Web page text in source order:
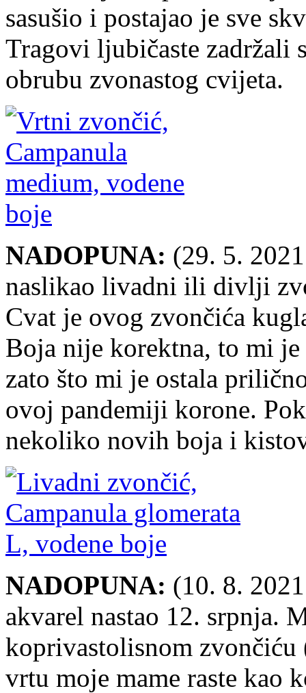
sasušio i postajao je sve
Tragovi ljubičaste zadržali
obrubu zvonastog cvijeta.
NADOPUNA: (29. 5.
naslikao livadni ili divlji
Cvat je ovog zvončića
Boja nije korektna, to mi
zato što mi je ostala
ovoj pandemiji korone.
nekoliko novih boja i
NADOPUNA: (10. 8.
akvarel nastao 12. srpnja.
koprivastolisnom zvončiću
vrtu moje mame raste kao